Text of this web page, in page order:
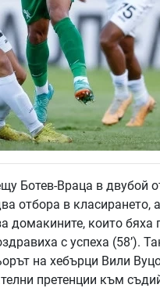
Ботев-Враца в двубой
отбора в
домакините, които бяха
с успеха (58’).
на хебърци Вили
претенции към